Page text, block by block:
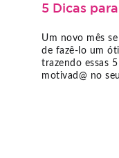
5 Dicas
Um novo mês
de fazê-lo um
trazendo essas
motivad@ no